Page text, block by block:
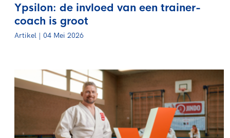
Ypsilon: de invloed van een trainer-
coach is groot
Artikel | 04 Mei 2026